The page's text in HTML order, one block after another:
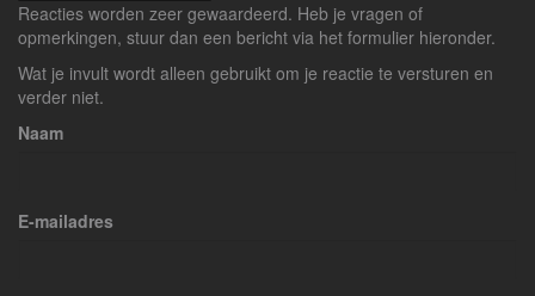
Reacties worden zeer gewaardeerd. Heb je vragen of
opmerkingen, stuur dan een bericht via het formulier hieronder.
Wat je invult wordt alleen gebruikt om je reactie te versturen en
verder niet.
Naam
E-mailadres